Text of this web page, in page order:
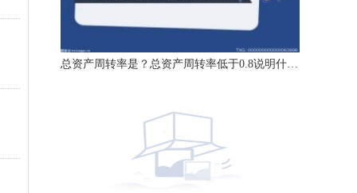
总资产周转率是？总资产周转率低于0.8说明什么？